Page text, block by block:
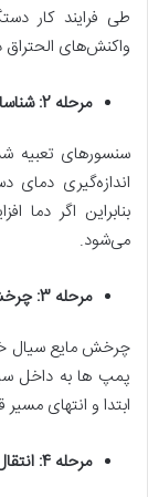
طی فرایند کار
واکنش‌های
مرحله 2: شناسایی گرما و ایجاد نیاز برای خنک‌سازی
سنسورهای تعبیه
اندازه‌گیری دمای
بنابراین اگر دما
می‌شود.
مرحله 3: چرخش سیال خنک کننده
چرخش مایع سیال
پمپ ها به داخل
ابتدا و انتهای مسیر
مرحله 4: انتقال حرارت